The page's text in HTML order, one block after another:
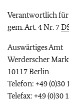
Verantwortlich für
gem. Art. 4 Nr. 7
Auswärtiges Amt
Werderscher
10117 Berlin
Telefon: +49 (0)30
Telefax: +49 (0)30